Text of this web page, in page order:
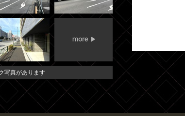
写真があります